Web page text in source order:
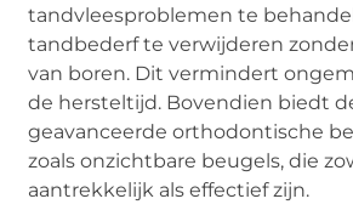
tandvleesproblemen te
tandbederf te verwijderen
van boren. Dit vermindert
de hersteltijd. Bovendien biedt
geavanceerde orthodontische
zoals onzichtbare beugels, die
aantrekkelijk als effectief zijn.